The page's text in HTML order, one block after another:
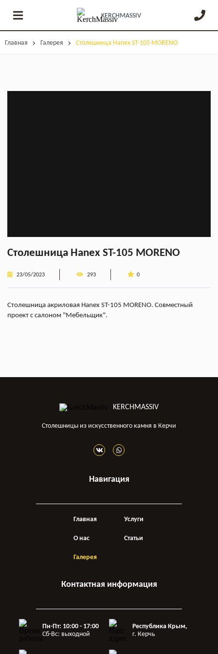
KERCHMASSIV
Главная Галерея Столешница Hanex ST-105 MORENO
Столешница Hanex ST-105 MORENO
23/05/2023 293 0
Столешница акриловая Hanex ST-105 MORENO. Совместный
проект с салоном "Мебельщик".
KERCHMASSIV
Столешницы из искусственного камня в Керчи
Навигация
Главная Услуги
О нас Статьи
Галерея
Контактная информация
Пн-Пт: 10:00 - 17:00
Сб-Вс: выходной
Республика Крым,
г. Керчь